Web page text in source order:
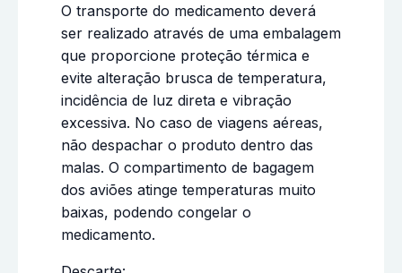
O transporte do medicamento deverá
ser realizado através de uma embalagem
que proporcione proteção térmica e
evite alteração brusca de temperatura,
incidência de luz direta e vibração
excessiva. No caso de viagens aéreas,
não despachar o produto dentro das
malas. O compartimento de bagagem
dos aviões atinge temperaturas muito
baixas, podendo congelar o
medicamento.